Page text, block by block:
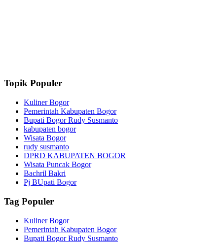
Topik Populer
Kuliner Bogor
Pemerintah Kabupaten Bogor
Bupati Bogor Rudy Susmanto
kabupaten bogor
Wisata Bogor
rudy susmanto
DPRD KABUPATEN BOGOR
Wisata Puncak Bogor
Bachril Bakri
Pj BUpati Bogor
Tag Populer
Kuliner Bogor
Pemerintah Kabupaten Bogor
Bupati Bogor Rudy Susmanto